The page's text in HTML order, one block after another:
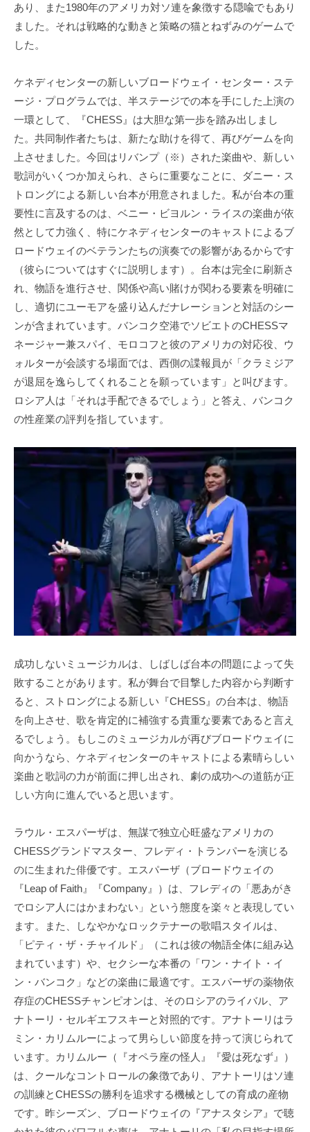
あり、また1980年のアメリカ対ソ連を象徴する隠喩でもあり
ました。それは戦略的な動きと策略の猫とねずみのゲームで
した。
ケネディセンターの新しいブロードウェイ・センター・ステ
ージ・プログラムでは、半ステージでの本を手にした上演の
一環として、『CHESS』は大胆な第一歩を踏み出しまし
た。共同制作者たちは、新たな助けを得て、再びゲームを向
上させました。今回はリバンプ（※）された楽曲や、新しい
歌詞がいくつか加えられ、さらに重要なことに、ダニー・ス
トロングによる新しい台本が用意されました。私が台本の重
要性に言及するのは、ベニー・ビヨルン・ライスの楽曲が依
然として力強く、特にケネディセンターのキャストによるブ
ロードウェイのベテランたちの演奏での影響があるからです
（彼らについてはすぐに説明します）。台本は完全に刷新さ
れ、物語を進行させ、関係や高い賭けが関わる要素を明確に
し、適切にユーモアを盛り込んだナレーションと対話のシー
ンが含まれています。バンコク空港でソビエトのCHESSマ
ネージャー兼スパイ、モロコフと彼のアメリカの対応役、ウ
ォルターが会談する場面では、西側の諜報員が「クラミジア
が退屈を逸らしてくれることを願っています」と叫びます。
ロシア人は「それは手配できるでしょう」と答え、バンコク
の性産業の評判を指しています。
成功しないミュージカルは、しばしば台本の問題によって失
敗することがあります。私が舞台で目撃した内容から判断す
ると、ストロングによる新しい『CHESS』の台本は、物語
を向上させ、歌を肯定的に補強する貴重な要素であると言え
るでしょう。もしこのミュージカルが再びブロードウェイに
向かうなら、ケネディセンターのキャストによる素晴らしい
楽曲と歌詞の力が前面に押し出され、劇の成功への道筋が正
しい方向に進んでいると思います。
ラウル・エスパーザは、無謀で独立心旺盛なアメリカの
CHESSグランドマスター、フレディ・トランパーを演じる
のに生まれた俳優です。エスパーザ（ブロードウェイの
『Leap of Faith』『Company』）は、フレディの「悪あがき
でロシア人にはかまわない」という態度を楽々と表現してい
ます。また、しなやかなロックテナーの歌唱スタイルは、
「ピティ・ザ・チャイルド」（これは彼の物語全体に組み込
まれています）や、セクシーな本番の「ワン・ナイト・イ
ン・バンコク」などの楽曲に最適です。エスパーザの薬物依
存症のCHESSチャンピオンは、そのロシアのライバル、ア
ナトーリ・セルギエフスキーと対照的です。アナトーリはラ
ミン・カリムルーによって男らしい節度を持って演じられて
います。カリムルー（『オペラ座の怪人』『愛は死なず』）
は、クールなコントロールの象徴であり、アナトーリはソ連
の訓練とCHESSの勝利を追求する機械としての育成の産物
です。昨シーズン、ブロードウェイの『アナスタシア』で聴